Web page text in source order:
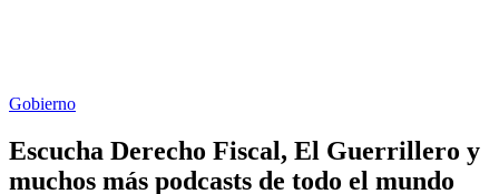
Gobierno
Escucha Derecho Fiscal, El Guerrillero y
muchos más podcasts de todo el mundo